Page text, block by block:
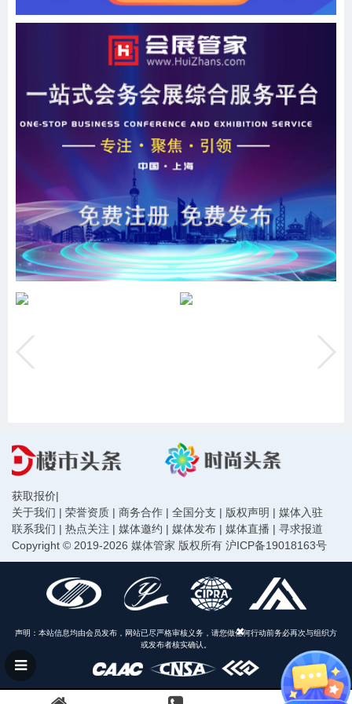
获取报价|
关于我们 | 荣誉资质 | 商务合作 | 全国分支 | 版权声明 | 媒体入驻
联系我们 | 热点关注 | 媒体邀约 | 媒体发布 | 媒体直播 | 寻求报道
Copyright © 2019-2026 媒体管家 版权所有 沪ICP备19018163号
声明：本站信息均由会员发布，网站已尽严格审核义务，请您做任何行动前务必再次与组织方
或发布者核实确认。